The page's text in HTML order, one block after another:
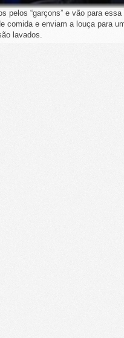
pelos “garçons” e vão para essa
comida e enviam a louça para
lavados.